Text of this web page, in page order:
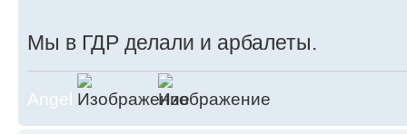
Мы в ГДР делали и арбалеты.
Angel